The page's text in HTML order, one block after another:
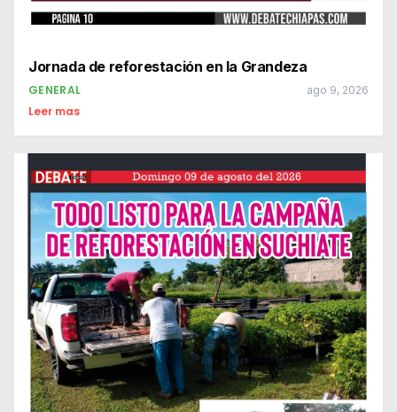
Jornada de reforestación en la Grandeza
GENERAL ago 9, 2026
Leer mas